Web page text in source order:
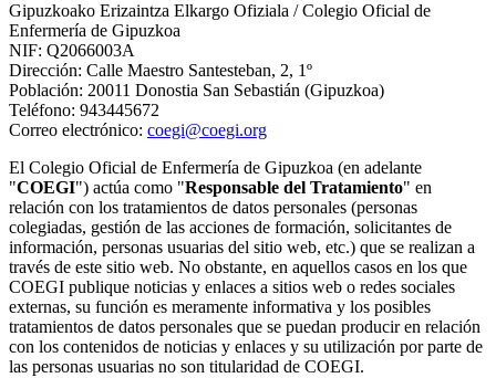
Gipuzkoako Erizaintza Elkargo Ofiziala / Colegio Oficial de
Enfermería de Gipuzkoa
NIF: Q2066003A
Dirección: Calle Maestro Santesteban, 2, 1º
Población: 20011 Donostia San Sebastián (Gipuzkoa)
Teléfono: 943445672
Correo electrónico: coegi@coegi.org
El Colegio Oficial de Enfermería de Gipuzkoa (en adelante
"COEGI") actúa como "Responsable del Tratamiento" en
relación con los tratamientos de datos personales (personas
colegiadas, gestión de las acciones de formación, solicitantes de
información, personas usuarias del sitio web, etc.) que se realizan a
través de este sitio web. No obstante, en aquellos casos en los que
COEGI publique noticias y enlaces a sitios web o redes sociales
externas, su función es meramente informativa y los posibles
tratamientos de datos personales que se puedan producir en relación
con los contenidos de noticias y enlaces y su utilización por parte de
las personas usuarias no son titularidad de COEGI.